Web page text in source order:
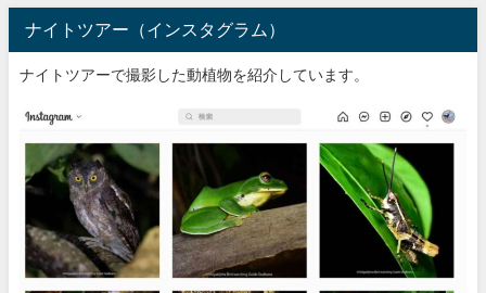
ナイトツアー（インスタグラム）
ナイトツアーで撮影した動植物を紹介しています。